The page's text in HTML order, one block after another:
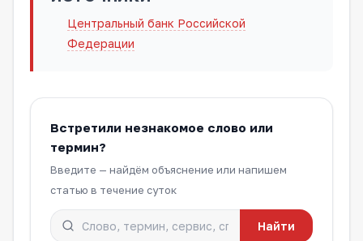
Центральный банк Российской
Федерации
Встретили незнакомое слово или
термин?
Введите — найдём объяснение или напишем
статью в течение суток
Найти